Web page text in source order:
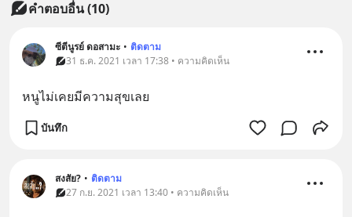
คำตอบอื่น(10)
ซีตีนูรย์ ดอสามะ • ติดตาม
31 ธ.ค. 2021 เวลา 17:38 • ความคิดเห็น
หนูไม่เคยมีความสุขเลย
บันทึก
สงสัย? • ติดตาม
27 ก.ย. 2021 เวลา 13:40 • ความคิดเห็น